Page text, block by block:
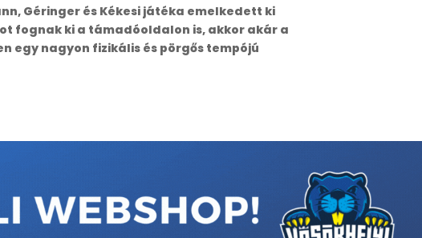
Géringer és Kékesi játéka emelkedett ki
fognak ki a támadóoldalon is, akkor akár a
egy nagyon fizikális és pörgős tempójú